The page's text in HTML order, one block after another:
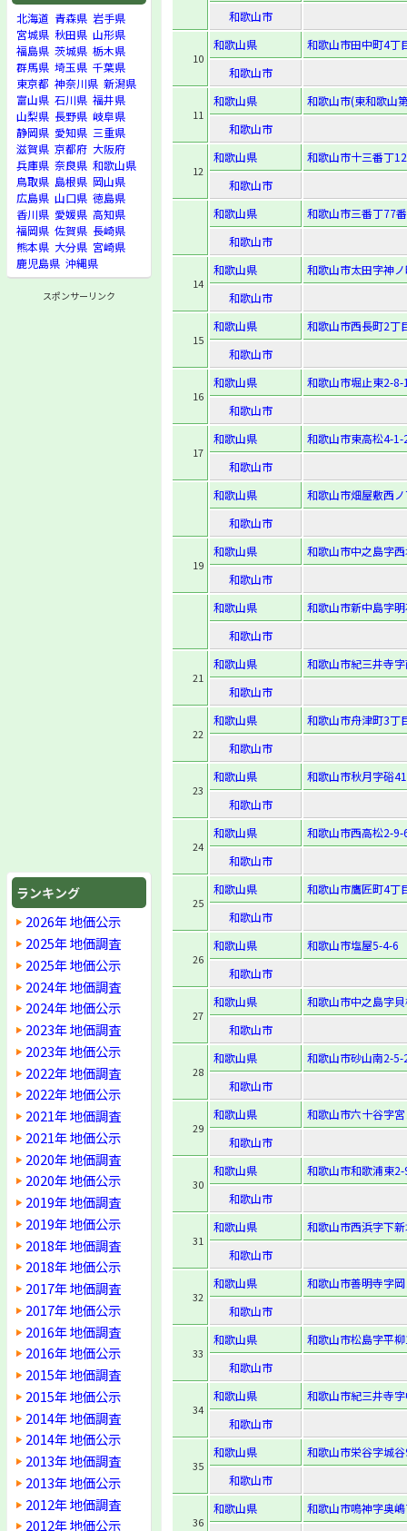
北海道 青森県 岩手県
宮城県 秋田県 山形県
福島県 茨城県 栃木県
群馬県 埼玉県 千葉県
東京都 神奈川県 新潟県
富山県 石川県 福井県
山梨県 長野県 岐阜県
静岡県 愛知県 三重県
滋賀県 京都府 大阪府
兵庫県 奈良県 和歌山県
鳥取県 島根県 岡山県
広島県 山口県 徳島県
香川県 愛媛県 高知県
福岡県 佐賀県 長崎県
熊本県 大分県 宮崎県
鹿児島県 沖縄県
スポンサーリンク
ランキング
2026年 地価公示
2025年 地価調査
2025年 地価公示
2024年 地価調査
2024年 地価公示
2023年 地価調査
2023年 地価公示
2022年 地価調査
2022年 地価公示
2021年 地価調査
2021年 地価公示
2020年 地価調査
2020年 地価公示
2019年 地価調査
2019年 地価公示
2018年 地価調査
2018年 地価公示
2017年 地価調査
2017年 地価公示
2016年 地価調査
2016年 地価公示
2015年 地価調査
2015年 地価公示
2014年 地価調査
2014年 地価公示
2013年 地価調査
2013年 地価公示
2012年 地価調査
2012年 地価公示
和歌山市
10
和歌山県
和歌山市田中町4丁
和歌山市
11
和歌山県
和歌山市(東和歌山
和歌山市
12
和歌山県
和歌山市十三番丁
和歌山市
和歌山県
和歌山市三番丁77番
和歌山市
14
和歌山県
和歌山市太田字神
和歌山市
15
和歌山県
和歌山市西長町2丁
和歌山市
16
和歌山県
和歌山市堀止東2-8-
和歌山市
17
和歌山県
和歌山市東高松4-1-
和歌山市
和歌山県
和歌山市畑屋敷西
和歌山市
19
和歌山県
和歌山市中之島字
和歌山市
和歌山県
和歌山市新中島字
和歌山市
21
和歌山県
和歌山市紀三井寺
和歌山市
22
和歌山県
和歌山市舟津町3丁
和歌山市
23
和歌山県
和歌山市秋月字硲
和歌山市
24
和歌山県
和歌山市西高松2-9-
和歌山市
25
和歌山県
和歌山市鷹匠町4丁
和歌山市
26
和歌山県
和歌山市塩屋5-4-6
和歌山市
27
和歌山県
和歌山市中之島字
和歌山市
28
和歌山県
和歌山市砂山南2-5-
和歌山市
29
和歌山県
和歌山市六十谷字
和歌山市
30
和歌山県
和歌山市和歌浦東
和歌山市
31
和歌山県
和歌山市西浜字下
和歌山市
32
和歌山県
和歌山市善明寺字
和歌山市
33
和歌山県
和歌山市松島字平
和歌山市
34
和歌山県
和歌山市紀三井寺
和歌山市
35
和歌山県
和歌山市栄谷字城
和歌山市
36
和歌山県
和歌山市鳴神字奥